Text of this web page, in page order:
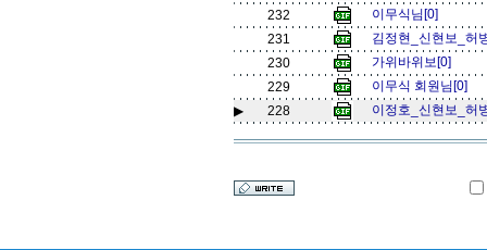
232
이무식님[0]
231
김정현_신현보_허
230
가위바위보[0]
229
이무식 회원님[0]
▶
228 이정호_신현보_허